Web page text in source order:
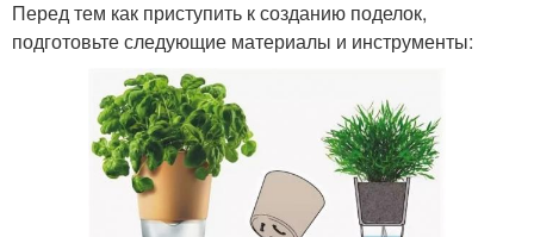
Перед тем как приступить к созданию поделок,
подготовьте следующие материалы и инструменты: